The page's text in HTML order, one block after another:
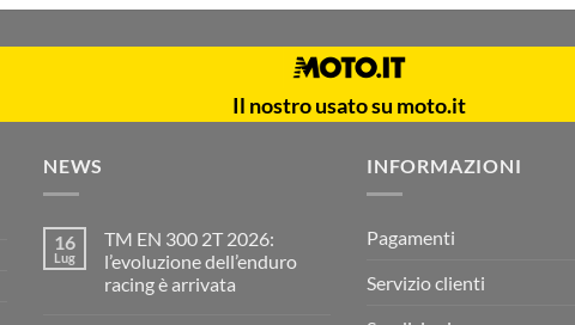
Il nostro usato su moto.it
NEWS
16
Lug
TM EN 300 2T 2026:
l’evoluzione dell’enduro
racing è arrivata
INFORMAZIONI
Pagamenti
Servizio clienti